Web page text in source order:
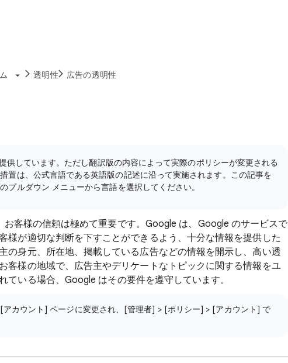
透明性 広告の透明性
しています。ただし翻訳版の内容によって実際のポリシーが変更される
置は、公式言語である英語版の記述に沿って実施されます。この記事を
プルダウン メニューから言語を選択してください。
客様の信頼は極めて重要です。Google は、Google のサービスで
様が適切な判断を下すことができるよう、十分な情報を提供した
の身元、所在地、掲載している広告などの情報を開示し、高い透
客様の地域で、広告主やデリケートなトピックに関する情報をユ
ている場合、Google はその要件を遵守しています。
カウント] ページに変更され、[管理者] > [ポリシー] > [アカウント] で